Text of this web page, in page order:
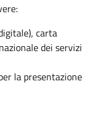
carta
dei servizi
la presentazione